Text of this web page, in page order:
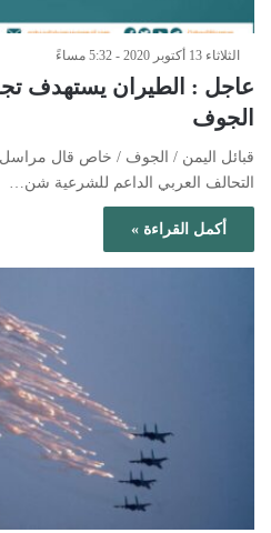
الثلاثاء 13 أكتوبر 2020 - 5:32 مساءً
عاجل : الطيران يستهدف
الجوف
قبائل اليمن / الجوف / خاص قال مراسل
التحالف العربي الداعم للشرعية شن…
أكمل القراءة »